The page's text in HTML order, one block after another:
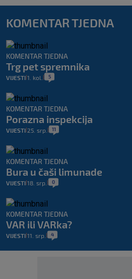
KOMENTAR TJEDNA
KOMENTAR TJEDNA
Trg pet spremnika
VIJESTI 1. kol. 5
KOMENTAR TJEDNA
Porazna inspekcija
VIJESTI 25. srp. 11
KOMENTAR TJEDNA
Bura u čaši limunade
VIJESTI 18. srp. 0
KOMENTAR TJEDNA
VAR ili VARka?
VIJESTI 11. srp. 4